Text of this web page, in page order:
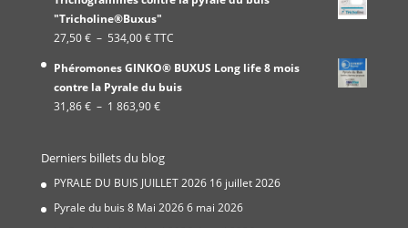
prix :
19,99 €
à
337,00 €
"Tricholine®Buxus"
27,50€ – 534,00€Plage
prix :
27,50 €
à
TTC
Phéromones GINKO® BUXUS Long life 8 mois
contre la Pyrale du buis
31,86€ – 1 863,90€Plage
31,86 €
à
1
Derniers billets du blog
PYRALE DU BUIS JUILLET 2026 16 juillet 2026
Pyrale du buis 8 Mai 20266 mai 2026